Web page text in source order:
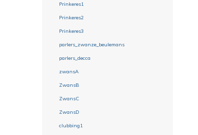
Prinkeres1
Prinkeres2
Prinkeres3
parlers_zwanze_beulemans
parlers_decca
zwansA
ZwansB
ZwansC
ZwansD
clubbing1